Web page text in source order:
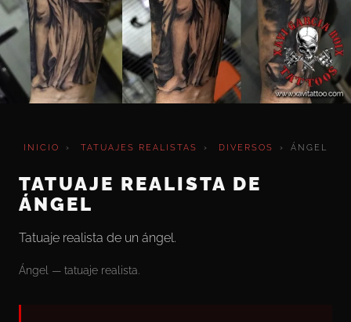
INICIO › TATUAJES REALISTAS › DIVERSOS › ÁNGEL
TATUAJE REALISTA DE
ÁNGEL
Tatuaje realista de un ángel.
Ángel — tatuaje realista.